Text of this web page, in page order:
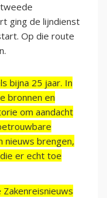
ging de lijndienst
Op die route
bijna 25 jaar. In
bronnen en
om aandacht
nieuws brengen,
er echt toe